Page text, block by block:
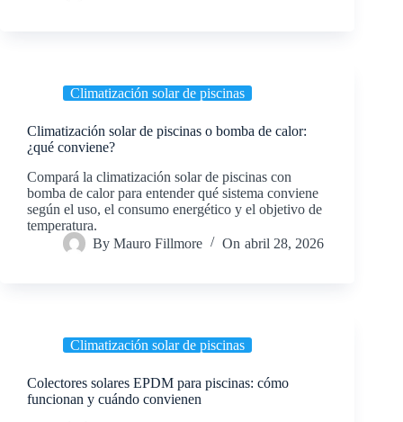
Climatización solar de piscinas
Climatización solar de piscinas o bomba de calor:
¿qué conviene?
Compará la climatización solar de piscinas con
bomba de calor para entender qué sistema conviene
según el uso, el consumo energético y el objetivo de
temperatura.
By Mauro Fillmore On abril 28, 2026
Climatización solar de piscinas
Colectores solares EPDM para piscinas: cómo
funcionan y cuándo convienen